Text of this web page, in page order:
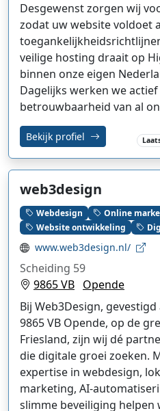
Desgewenst zorgen wij
zodat uw website voldoet
veilige hosting draait op
binnen onze eigen
Dagelijks werken we
betrouwbaarheid van al
Bekijk profiel
web3design
Webdesign Online
Website ontwikkeling
www.web3design.nl/
Scheiding 59
9865 VB Opende
Bij Web3Design,
9865 VB Opende, op de
Friesland, zijn wij dé
die digitale groei zoeken.
expertise in webdesign,
marketing, AI-
slimme beveiliging helpen